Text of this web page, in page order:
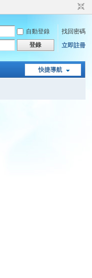
自動登錄
找回密碼
登錄 立即註冊
快捷導航